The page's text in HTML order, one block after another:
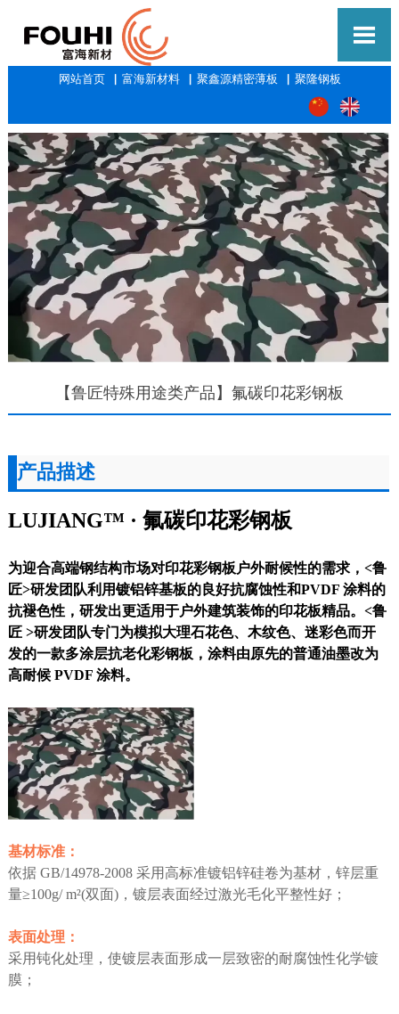

网站首页▕ 富海新材料▕ 聚鑫源精密薄板 ▕ 聚隆钢板
【鲁匠特殊用途类产品】氟碳印花彩钢板
产品描述
LUJIANG™ · 氟碳印花彩钢板
为迎合高端钢结构市场对印花彩钢板户外耐候性的需求，<鲁
匠>研发团队利用镀铝锌基板的良好抗腐蚀性和PVDF 涂料的
抗褪色性，研发出更适用于户外建筑装饰的印花板精品。<鲁
匠 >研发团队专门为模拟大理石花色、木纹色、迷彩色而开
发的一款多涂层抗老化彩钢板，涂料由原先的普通油墨改为
高耐候 PVDF 涂料。
基材标准：
依据 GB/14978-2008 采用高标准镀铝锌硅卷为基材，锌层重
量≥100g/ m²(双面)，镀层表面经过激光毛化平整性好；
表面处理：
采用钝化处理，使镀层表面形成一层致密的耐腐蚀性化学镀
膜；